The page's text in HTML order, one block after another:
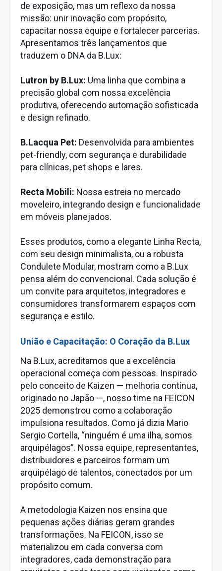
de exposição, mas um reflexo da nossa
missão: unir inovação com propósito,
capacitar nossa equipe e fortalecer parcerias.
Apresentamos três lançamentos que
traduzem o DNA da B.Lux:
Lutron by B.Lux: Uma linha que combina a
precisão global com nossa excelência
produtiva, oferecendo automação sofisticada
e design refinado.
B.Lacqua Pet: Desenvolvida para ambientes
pet-friendly, com segurança e durabilidade
para clínicas, pet shops e lares.
Recta Mobili: Nossa estreia no mercado
moveleiro, integrando design e funcionalidade
em móveis planejados.
Esses produtos, como a elegante Linha Recta,
com seu design minimalista, ou a robusta
Condulete Modular, mostram como a B.Lux
pensa além do convencional. Cada solução é
um convite para arquitetos, integradores e
consumidores transformarem espaços com
segurança e estilo.
União e Capacitação: O Coração da B.Lux
Na B.Lux, acreditamos que a excelência
operacional começa com pessoas. Inspirado
pelo conceito de Kaizen — melhoria contínua,
originado no Japão —, nosso time na FEICON
2025 demonstrou como a colaboração
impulsiona resultados. Como já dizia Mario
Sergio Cortella, “ninguém é uma ilha, somos
arquipélagos”. Nossa equipe, representantes,
distribuidores e parceiros formam um
arquipélago de talentos, conectados por um
propósito comum.
A metodologia Kaizen nos ensina que
pequenas ações diárias geram grandes
transformações. Na FEICON, isso se
materializou em cada conversa com
integradores, cada demonstração para